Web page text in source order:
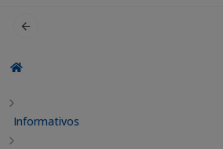
Informativos